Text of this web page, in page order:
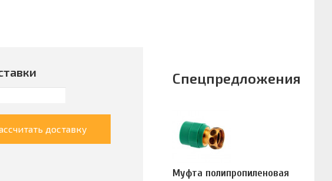
доставку
Спецпредложения
Муфта полипропиленовая